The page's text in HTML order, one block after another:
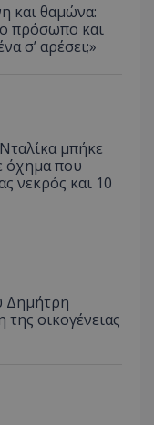
και θαμώνα:
πρόσωπο και
σ’ αρέσει;»
μπήκε
όχημα που
νεκρός και 10
Δημήτρη
οικογένειας